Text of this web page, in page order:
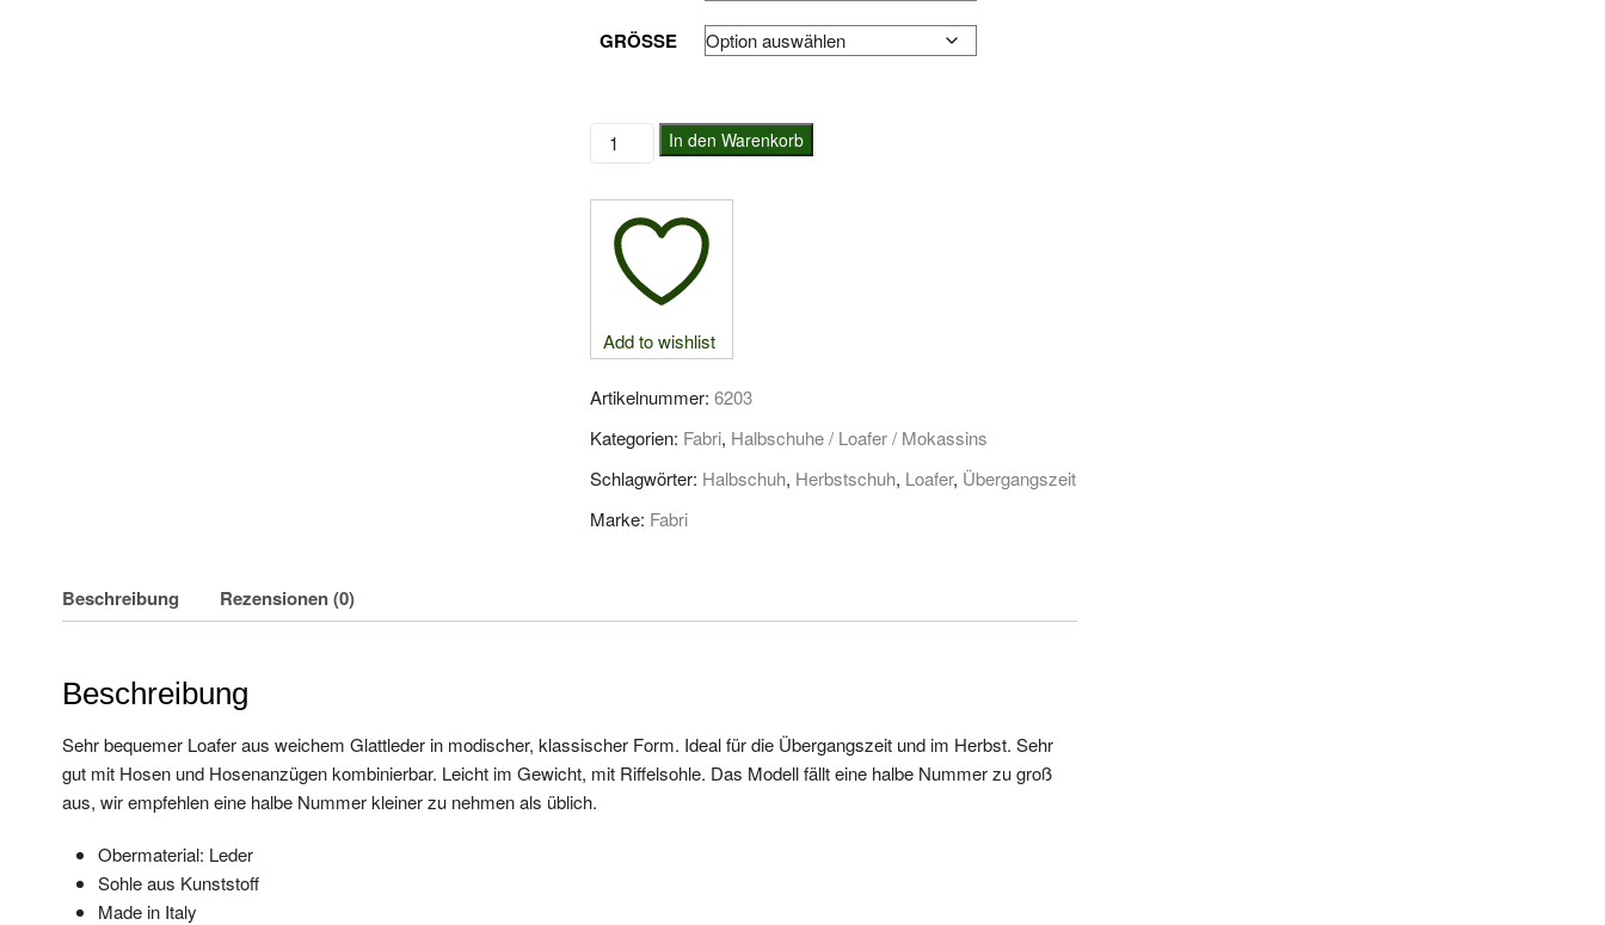
GRÖSSE
Fabri
Loafer
In den Warenkorb
Add to wishlist
Artikelnummer: 6203
Kategorien: Fabri, Halbschuhe / Loafer / Mokassins
Schlagwörter: Halbschuh, Herbstschuh, Loafer, Übergangszeit
Marke: Fabri
Beschreibung Rezensionen (0)
Beschreibung
Sehr bequemer Loafer aus weichem Glattleder in modischer, klassischer Form. Ideal für die Übergangszeit und im Herbst. Sehr
gut mit Hosen und Hosenanzügen kombinierbar. Leicht im Gewicht, mit Riffelsohle. Das Modell fällt eine halbe Nummer zu groß
aus, wir empfehlen eine halbe Nummer kleiner zu nehmen als üblich.
Obermaterial: Leder
Sohle aus Kunststoff
Made in Italy